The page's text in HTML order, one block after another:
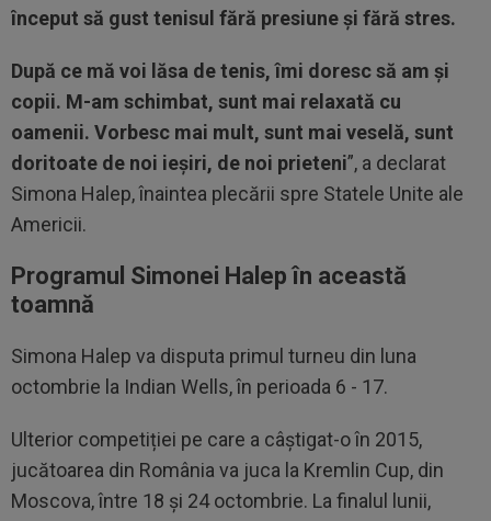
început să gust tenisul fără presiune și fără stres.
După ce mă voi lăsa de tenis, îmi doresc să am și
copii. M-am schimbat, sunt mai relaxată cu
oamenii. Vorbesc mai mult, sunt mai veselă, sunt
doritoate de noi ieșiri, de noi prieteni”, a declarat
Simona Halep, înaintea plecării spre Statele Unite ale
Americii.
Programul Simonei Halep în această
toamnă
Simona Halep va disputa primul turneu din luna
octombrie la Indian Wells, în perioada 6 - 17.
Ulterior competiției pe care a câștigat-o în 2015,
jucătoarea din România va juca la Kremlin Cup, din
Moscova, între 18 și 24 octombrie. La finalul lunii,